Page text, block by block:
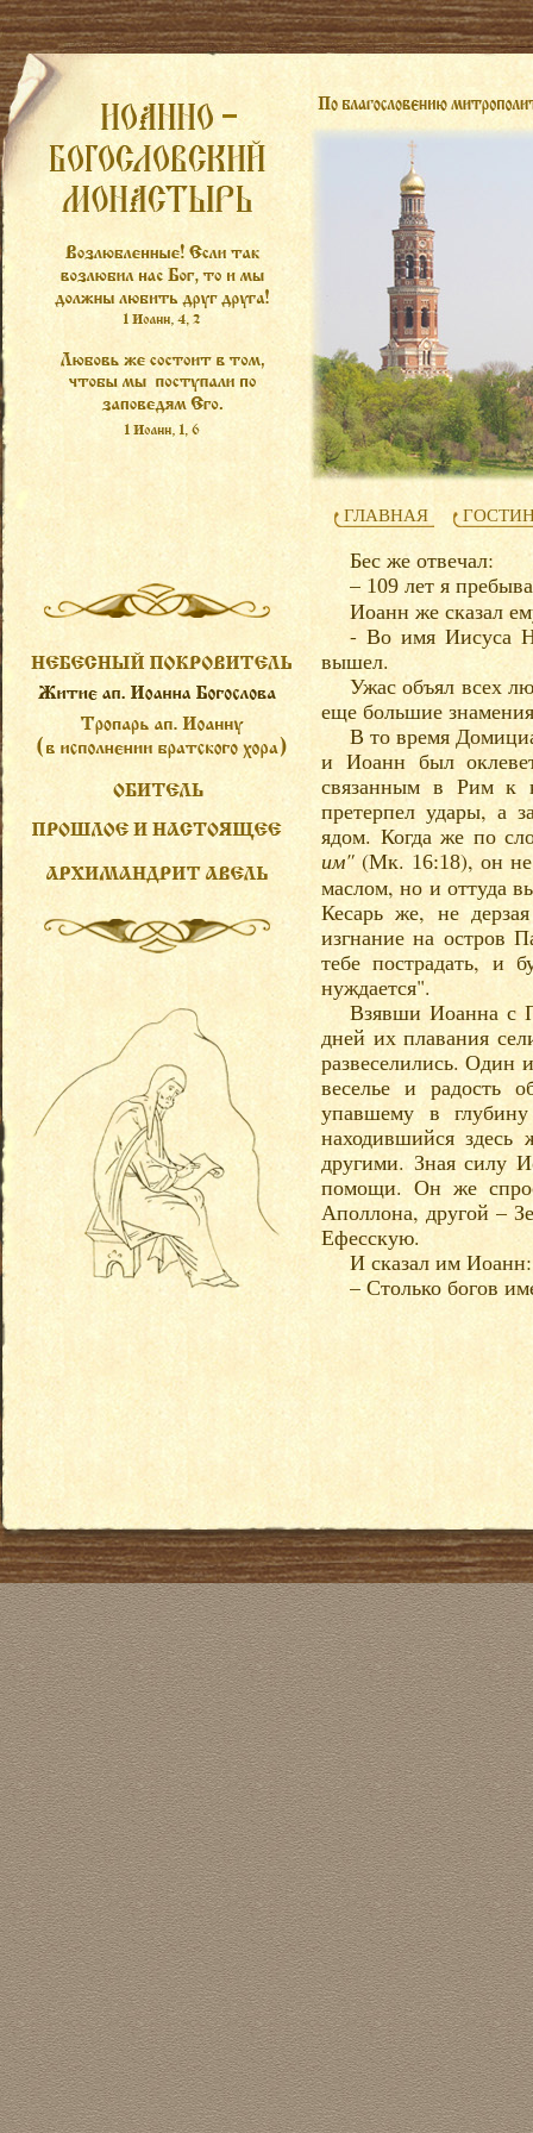
ГЛАВНАЯ
Бес же отвечал:
– 109 лет я
Иоанн же сказал
- Во имя Иисуса
вышел.
Ужас объял всех
еще большие
В то время
и Иоанн был
связанным в Рим к
претерпел удары, а
ядом. Когда же по
им" (Мк. 16:18), он
маслом, но и оттуда
Кесарь же, не
изгнание на остров
тебе пострадать, и
нуждается".
Взявши Иоанна с
дней их плавания
развеселились. Один
веселье и радость
упавшему в
находившийся
другими. Зная силу
помощи. Он же
Аполлона, другой –
Ефесскую.
И сказал им Иоанн:
– Столько богов